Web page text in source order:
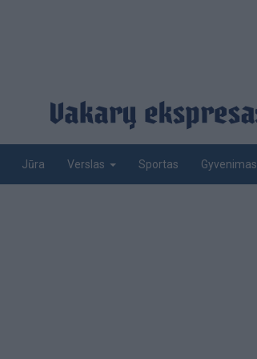
Jūra Verslas Sportas Gyvenimas